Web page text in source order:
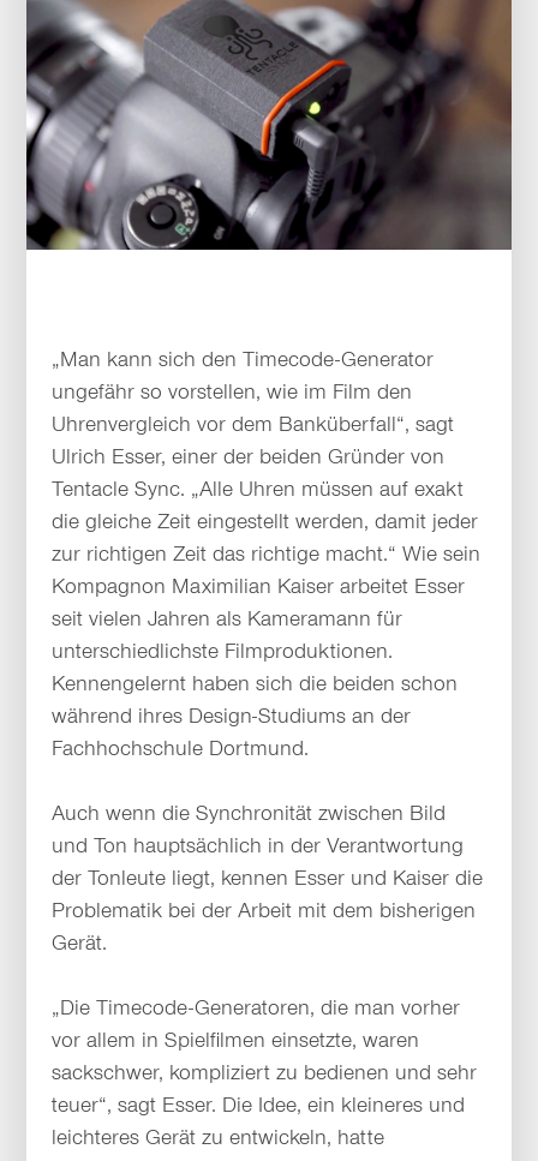
„Man kann sich den Timecode-Generator
ungefähr so vorstellen, wie im Film den
Uhrenvergleich vor dem Banküberfall“, sagt
Ulrich Esser, einer der beiden Gründer von
Tentacle Sync. „Alle Uhren müssen auf exakt
die gleiche Zeit eingestellt werden, damit jeder
zur richtigen Zeit das richtige macht.“ Wie sein
Kompagnon Maximilian Kaiser arbeitet Esser
seit vielen Jahren als Kameramann für
unterschiedlichste Filmproduktionen.
Kennengelernt haben sich die beiden schon
während ihres Design-Studiums an der
Fachhochschule Dortmund.
Auch wenn die Synchronität zwischen Bild
und Ton hauptsächlich in der Verantwortung
der Tonleute liegt, kennen Esser und Kaiser die
Problematik bei der Arbeit mit dem bisherigen
Gerät.
„Die Timecode-Generatoren, die man vorher
vor allem in Spielfilmen einsetzte, waren
sackschwer, kompliziert zu bedienen und sehr
teuer“, sagt Esser. Die Idee, ein kleineres und
leichteres Gerät zu entwickeln, hatte